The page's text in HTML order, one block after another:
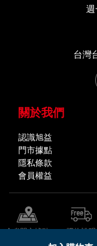
台灣
關於我們
認識旭益
門市據點
隱私條款
會員權益
全省門市據點 購物說明